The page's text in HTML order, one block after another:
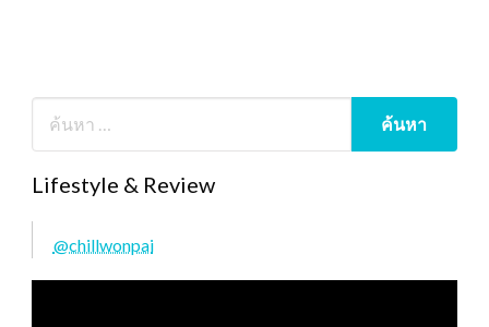
Lifestyle & Review
@chillwonpai